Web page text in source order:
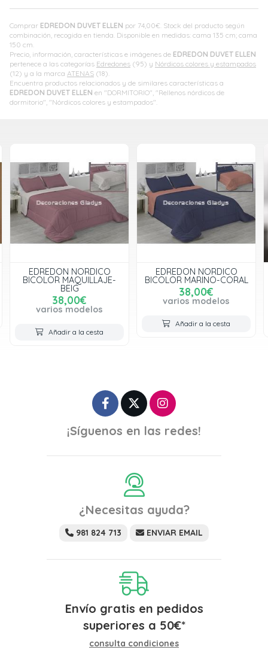
Comprar EDREDON DUVET ELLEN por 74,00€ . Stock del producto según
combinación, recogida en tienda. Disponible en medidas: cama 135 cm; cama
150 cm.
Precio, información, características e imágenes de EDREDON DUVET ELLEN
pertenece a las categorías Edredones (95) y Nórdicos colores y estampados
(12) y a la marca ATENAS (18).
Encuentra productos relacionados y de similares características a
EDREDON DUVET ELLEN en "DORMITORIO", "Rellenos nórdicos de
dormitorio", "Nórdicos colores y estampados".
EDREDON NORDICO
BICOLOR MARINO-CORAL
38,00€
varios modelos
EDREDON NORDICO
DANES
65,90€
varios modelos
Añadir a la cesta
¡Síguenos en las redes!
¿Necesitas ayuda?
981 824 713 ENVIAR EMAIL
Envío gratis en pedidos
superiores a 50€*
consulta condiciones